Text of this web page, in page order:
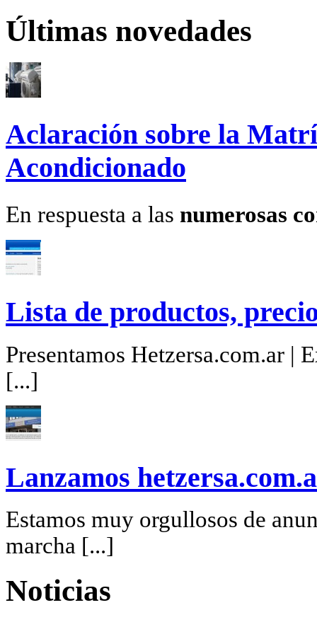
Últimas novedades
Aclaración sobre la
Acondicionado
En respuesta a las numerosas
Lista de productos,
Presentamos Hetzersa.com.ar |
[...]
Lanzamos
Estamos muy orgullosos de
marcha [...]
Noticias